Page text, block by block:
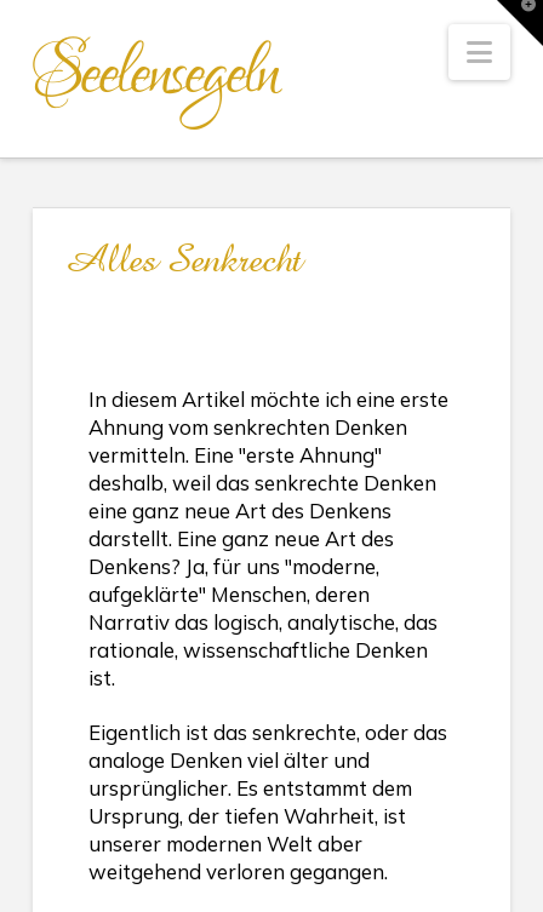
Seelensegeln
Alles Senkrecht
In diesem Artikel möchte ich eine erste
Ahnung vom senkrechten Denken
vermitteln. Eine "erste Ahnung"
deshalb, weil das senkrechte Denken
eine ganz neue Art des Denkens
darstellt. Eine ganz neue Art des
Denkens? Ja, für uns "moderne,
aufgeklärte" Menschen, deren
Narrativ das logisch, analytische, das
rationale, wissenschaftliche Denken
ist.
Eigentlich ist das senkrechte, oder das
analoge Denken viel älter und
ursprünglicher. Es entstammt dem
Ursprung, der tiefen Wahrheit, ist
unserer modernen Welt aber
weitgehend verloren gegangen.